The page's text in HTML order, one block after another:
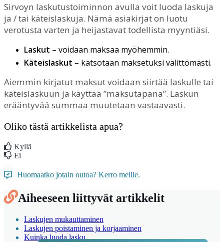
Sirvoyn laskutustoiminnon avulla voit luoda laskuja
ja /tai käteislaskuja. Nämä asiakirjaton luotu
verotusta varten ja heijastavattodellista myyntiäsi.
Laskut – voidaan maksaa myöhemmin.
Käteislaskut – katsotaan maksetuksi välittömästi.
Aiemmin kirjatut maksutvoidaan siirtää laskulle tai
käteislaskuun ja käyttää ”maksutapana”. Laskun
erääntyvää summaa muutetaan vastaavasti.
Oliko tästä artikkelista apua?
Kyllä
Ei
Huomaatko jotain outoa? Kerro meille.
Aiheeseen liittyvät artikkelit
Laskujen mukauttaminen
Laskujen poistaminen ja korjaaminen
Kuinka luoda lasku